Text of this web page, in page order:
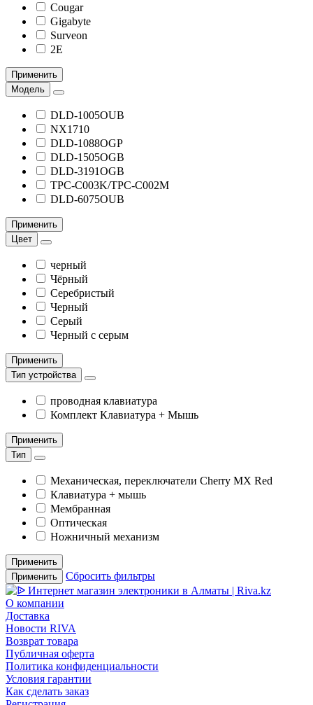
Cougar
Gigabyte
Surveon
2E
Применить
Модель
DLD-1005OUB
NX1710
DLD-1088OGP
DLD-1505OGB
DLD-3191OGB
TPC-C003K/TPC-C002M
DLD-6075OUB
Применить
Цвет
черный
Чёрный
Серебристый
Черный
Серый
Черный с серым
Применить
Тип устройства
проводная клавиатура
Комплект Клавиатура + Мышь
Применить
Тип
Механическая, переключатели Cherry MX Red
Клавиатура + мышь
Мембранная
Оптическая
Ножничный механизм
Применить
Применить
Сбросить фильтры
О компании
Доставка
Новости RIVA
Возврат товара
Публичная оферта
Политика конфиденциальности
Условия гарантии
Как сделать заказ